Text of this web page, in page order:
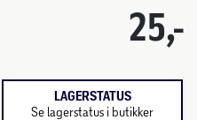
25,-
LAGERSTATUS
Se lagerstatus i butikker